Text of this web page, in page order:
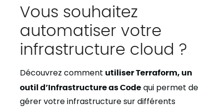
Vous souhaitez
automatiser votre
infrastructure cloud ?
Découvrez comment utiliser Terraform, un
outil d’Infrastructure as Code qui permet de
gérer votre infrastructure sur différents